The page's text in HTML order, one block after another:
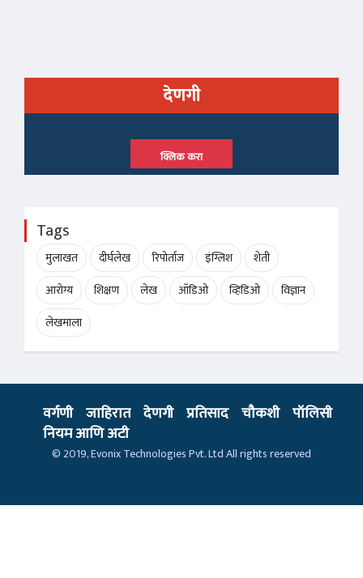
देणगी
क्लिक करा
Tags
मुलाखत दीर्घलेख रिपोर्ताज इंग्लिश
शेती
आरोग्य
शिक्षण लेख ऑडिओ व्हिडिओ
विज्ञान
लेखमाला
वर्गणी जाहिरात देणगी प्रतिसाद चौकशी पॉलिसी
नियम आणि अटी
© 2019,Evonix Technologies Pvt. LtdAll rights reserved